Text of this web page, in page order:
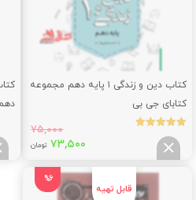
کتاب دین و زندگی ۱ پایه دهم مجموعه
کتابای جی بی
نمره
5.00
۷۵,۰۰۰
قیمت
۷۵,۰۰۰
تومان
۷۳,۵۰۰ تومانقیمت
فعلی: